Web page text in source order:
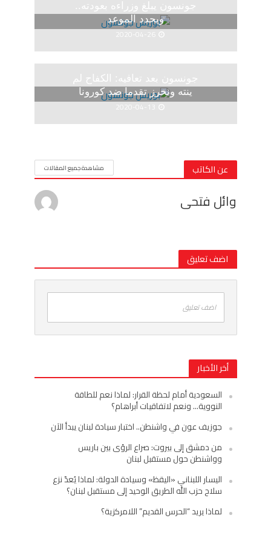
جونسون يبلغ وزراءه بعودته..
ويحدد الموعد
2020-04-26
جونسون بعد تعافيه: الكفاح لم
ينته ونحرز تقدما ضد كورونا
2020-04-13
عن الكاتب مشاهدة جميع المقالات
وائل فتحى
اضف تعليق
اضف تعليق
أخر الأخبار
السعودية أمام لحظة القرار: لماذا نعم للطاقة
النووية… ونعم لاتفاقيات أبراهام؟
جوزيف عون في واشنطن.. اختبار سيادة لبنان يبدأ الآن
من دمشق إلى بيروت: صراع الرؤى بين باريس
وواشنطن حول مستقبل لبنان
اليسار اللبناني «اليقظ» وسيادة الدولة: لماذا يُعدّ نزع
سلاح حزب الله الطريق الوحيد إلى مستقبل لبنان؟
لماذا يريد “الحرس القديم” اللامركزية؟